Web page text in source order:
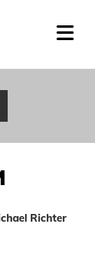
Richter